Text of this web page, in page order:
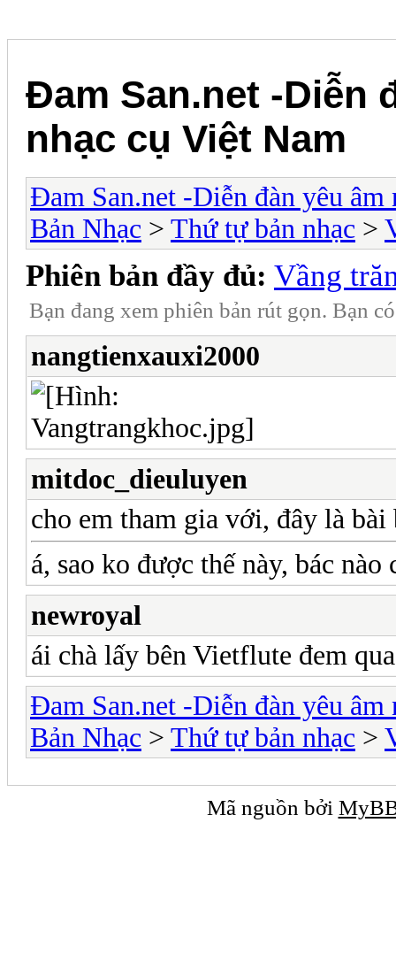
Đam San.net -Diễn
nhạc cụ Việt Nam
Đam San.net -Diễn đàn yêu âm
Bản Nhạc > Thứ tự bản nhạc >
Phiên bản đầy đủ: Vầng
Bạn đang xem phiên bản rút gọn. Bạn
nangtienxauxi2000
mitdoc_dieuluyen
cho em tham gia với, đây là
á, sao ko được thế này, bác
newroyal
ái chà lấy bên Vietflute đem
Đam San.net -Diễn đàn yêu âm
Bản Nhạc > Thứ tự bản nhạc >
Mã nguồn bởi